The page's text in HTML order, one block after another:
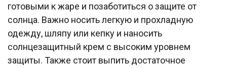
готовыми к жаре и позаботиться о защите от
солнца. Важно носить легкую и прохладную
одежду, шляпу или кепку и наносить
солнцезащитный крем с высоким уровнем
защиты. Также стоит выпить достаточное